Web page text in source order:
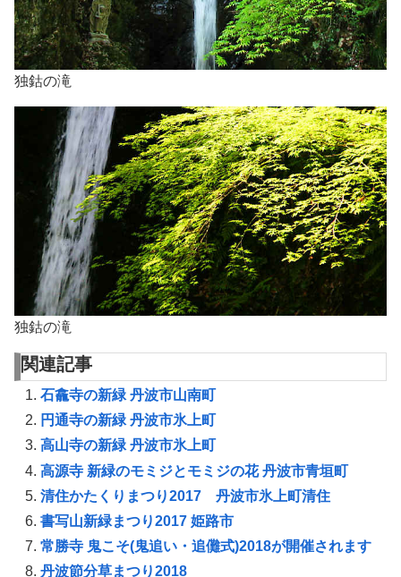
独鈷の滝
独鈷の滝
関連記事
石龕寺の新緑 丹波市山南町
円通寺の新緑 丹波市氷上町
高山寺の新緑 丹波市氷上町
高源寺 新緑のモミジとモミジの花 丹波市青垣町
清住かたくりまつり2017 丹波市氷上町清住
書写山新緑まつり2017 姫路市
常勝寺 鬼こそ(鬼追い・追儺式)2018が開催されます
丹波節分草まつり2018